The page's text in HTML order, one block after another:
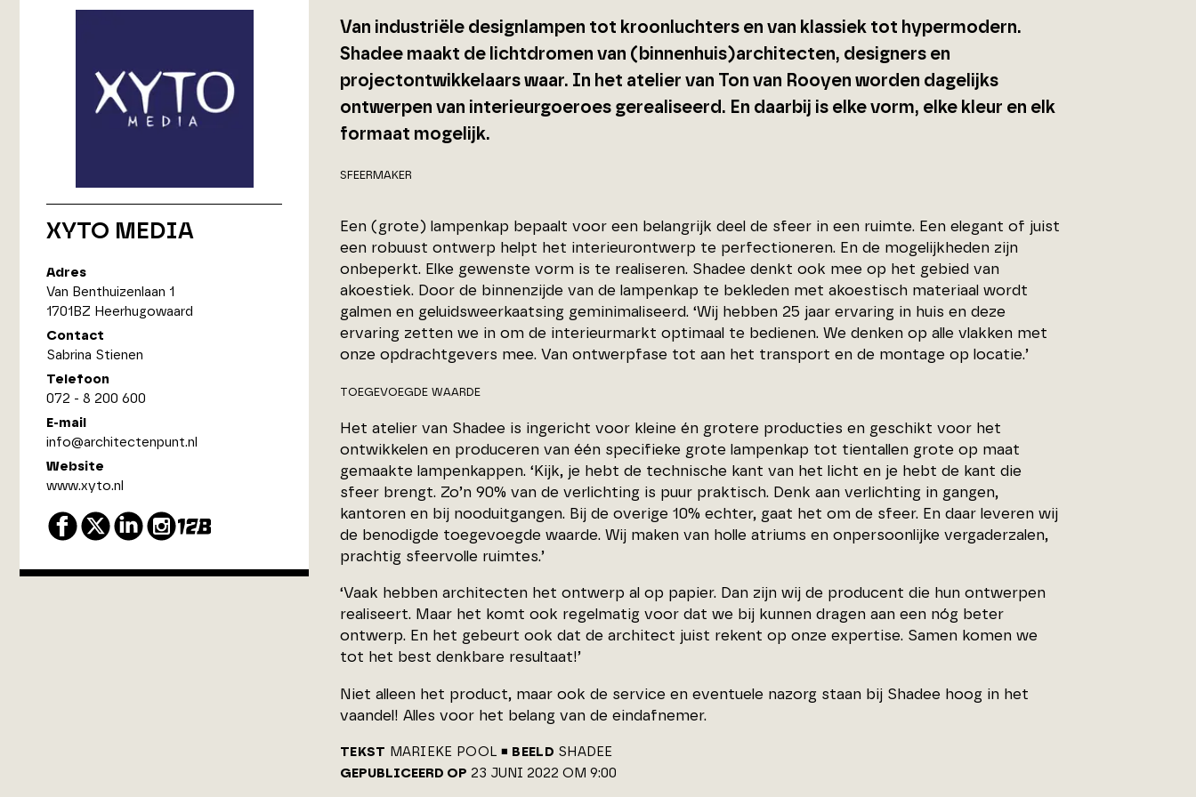
XYTO MEDIA
Adres
Van Benthuizenlaan 1
1701BZ Heerhugowaard
Contact
Sabrina Stienen
Telefoon
072 - 8 200 600
E-mail
info@architectenpunt.nl
Website
www.xyto.nl
Van industriële designlampen tot kroonluchters en van klassiek tot hypermodern.
Shadee maakt de lichtdromen van (binnenhuis)architecten, designers en
projectontwikkelaars waar. In het atelier van Ton van Rooyen worden dagelijks
ontwerpen van interieurgoeroes gerealiseerd. En daarbij is elke vorm, elke kleur en elk
formaat mogelijk.
SFEERMAKER
Een (grote) lampenkap bepaalt voor een belangrijk deel de sfeer in een ruimte. Een elegant of juist
een robuust ontwerp helpt het interieurontwerp te perfectioneren. En de mogelijkheden zijn
onbeperkt. Elke gewenste vorm is te realiseren. Shadee denkt ook mee op het gebied van
akoestiek. Door de binnenzijde van de lampenkap te bekleden met akoestisch materiaal wordt
galmen en geluidsweerkaatsing geminimaliseerd. ‘Wij hebben 25 jaar ervaring in huis en deze
ervaring zetten we in om de interieurmarkt optimaal te bedienen. We denken op alle vlakken met
onze opdrachtgevers mee. Van ontwerpfase tot aan het transport en de montage op locatie.’
TOEGEVOEGDE WAARDE
Het atelier van Shadee is ingericht voor kleine én grotere producties en geschikt voor het
ontwikkelen en produceren van één specifieke grote lampenkap tot tientallen grote op maat
gemaakte lampenkappen. ‘Kijk, je hebt de technische kant van het licht en je hebt de kant die
sfeer brengt. Zo’n 90% van de verlichting is puur praktisch. Denk aan verlichting in gangen,
kantoren en bij nooduitgangen. Bij de overige 10% echter, gaat het om de sfeer. En daar leveren wij
de benodigde toegevoegde waarde. Wij maken van holle atriums en onpersoonlijke vergaderzalen,
prachtig sfeervolle ruimtes.’
‘Vaak hebben architecten het ontwerp al op papier. Dan zijn wij de producent die hun ontwerpen
realiseert. Maar het komt ook regelmatig voor dat we bij kunnen dragen aan een nóg beter
ontwerp. En het gebeurt ook dat de architect juist rekent op onze expertise. Samen komen we
tot het best denkbare resultaat!’
Niet alleen het product, maar ook de service en eventuele nazorg staan bij Shadee hoog in het
vaandel! Alles voor het belang van de eindafnemer.
TEKST MARIEKE POOL BEELD SHADEE
GEPUBLICEERD OP 23 JUNI 2022 OM 9:00